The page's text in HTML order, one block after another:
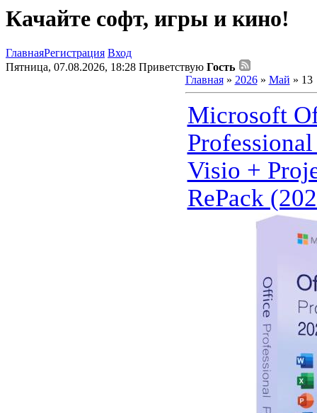
Качайте софт, игры и кино!
ГлавнаяРегистрация Вход
Пятница, 07.08.2026, 18:28 Приветствую Гость
Главная» 2026 » Май » 13
Microsoft
Visio +
RePack